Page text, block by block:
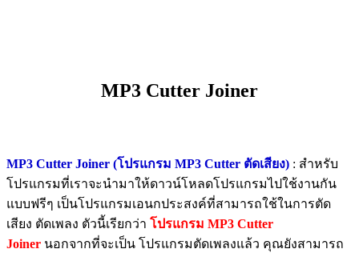
MP3 Cutter Joiner
MP3 Cutter Joiner (โปรแกรม MP3 Cutter ตัดเสียง) : สำหรับ
โปรแกรมที่เราจะนำมาให้ดาวน์โหลดโปรแกรมไปใช้งานกัน
แบบฟรีๆ เป็นโปรแกรมเอนกประสงค์ที่สามารถใช้ในการตัด
เสียง ตัดเพลง ตัวนี้เรียกว่า โปรแกรม MP3 Cutter
Joiner นอกจากที่จะเป็น โปรแกรมตัดเพลงแล้ว คุณยังสามารถ